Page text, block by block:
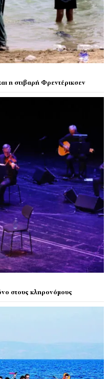
η στιβαρή Φρεντέρικσεν
στους κληρονόμους